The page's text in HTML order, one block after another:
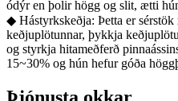
ódýr en þolir högg og slit, ætti
◆ Hástyrkskeðja: Þetta er
keðjuplötunnar, þykkja
og styrkja hitameðferð
15~30% og hún hefur góða
Þjónusta okkar